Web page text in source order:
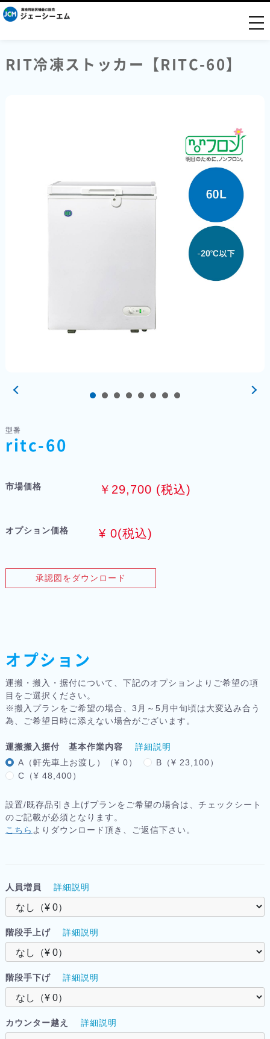
RIT冷凍ストッカー【RITC-60】
型番
ritc-60
市場価格 ￥29,700 (税込)
オプション価格 ¥ 0(税込)
承認図をダウンロード
オプション
運搬・搬入・据付について、下記のオプションよりご希望の項
目をご選択ください。
※搬入プランをご希望の場合、3月～5月中旬頃は大変込み合う
為、ご希望日時に添えない場合がございます。
運搬搬入据付 基本作業内容
詳細説明
A（軒先車上お渡し）（¥ 0）
B（¥ 23,100）
C（¥ 48,400）
設置/既存品引き上げプランをご希望の場合は、チェックシート
のご記載が必須となります。
こちら よりダウンロード頂き、ご返信下さい。
人員増員 詳細説明
階段手上げ 詳細説明
階段手下げ 詳細説明
カウンター越え 詳細説明